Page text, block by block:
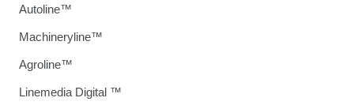
Autoline™
Machineryline™
Agroline™
Linemedia Digital ™